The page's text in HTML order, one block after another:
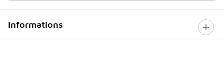
Informations